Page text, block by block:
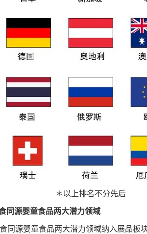
＊以上排名不分先后
同源婴童食品两大潜力领域
同源婴童食品两大潜力领域纳入展品板